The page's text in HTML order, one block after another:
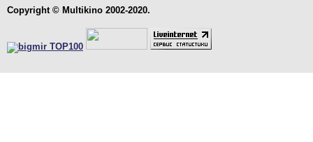
Copyright © Multikino 2002-2020.